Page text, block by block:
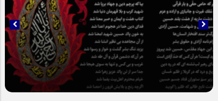
سلطان عشق